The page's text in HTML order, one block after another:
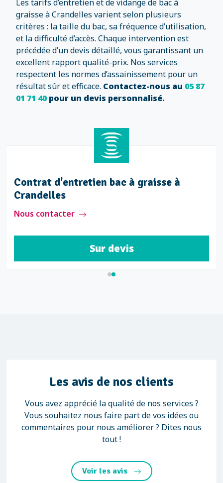
Les tarifs d’entretien et de vidange de bac à
graisse à Crandelles varient selon plusieurs
critères : la taille du bac, sa fréquence d’utilisation,
et la difficulté d’accès. Chaque intervention est
précédée d’un devis détaillé, vous garantissant un
excellent rapport qualité-prix. Nos services
respectent les normes d’assainissement pour un
résultat sûr et efficace. Contactez-nous au 05 87
01 71 40pour un devis personnalisé.
Contrat d'entretien bac à graisse à
Crandelles
Nous contacter
Sur devis
Les avis de nos clients
Vous avez apprécié la qualité de nos services ?
Vous souhaitez nous faire part de vos idées ou
commentaires pour nous améliorer ? Dites nous
tout !
Voir les avis